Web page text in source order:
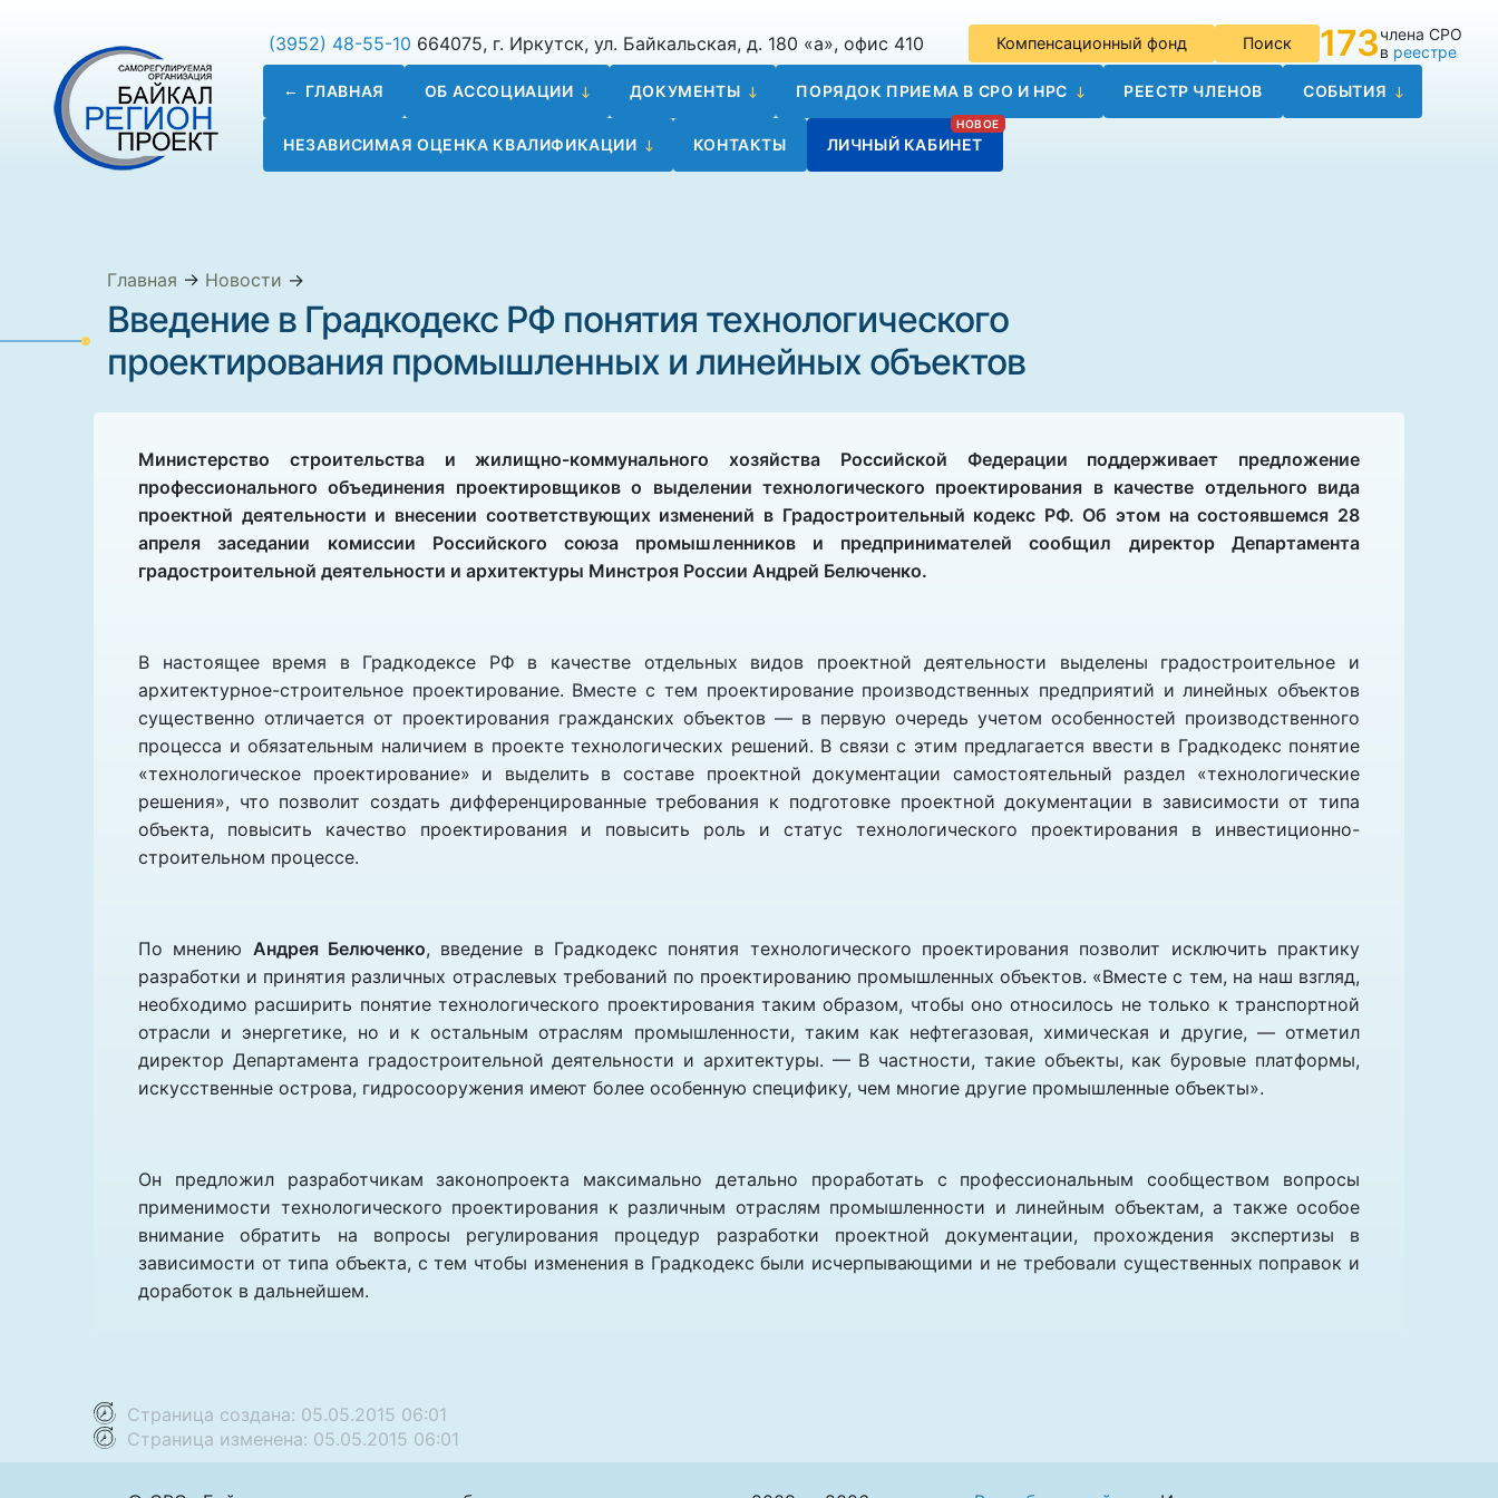
(3952) 48-55-10 664075, г. Иркутск, ул. Байкальская, д. 180 «а», офис 410 Компенсационный фонд Поиск 173члена СРО
в реестре
ГЛАВНАЯ ОБ АССОЦИАЦИИ ДОКУМЕНТЫ ПОРЯДОК ПРИЕМА В СРО И НРС РЕЕСТР ЧЛЕНОВ СОБЫТИЯ
НЕЗАВИСИМАЯ ОЦЕНКА КВАЛИФИКАЦИИ КОНТАКТЫ ЛИЧНЫЙ КАБИНЕТ
Главная → Новости →
Введение в Градкодекс РФ понятия технологического
проектирования промышленных и линейных объектов
Министерство строительства и жилищно-коммунального хозяйства Российской Федерации поддерживает предложение
профессионального объединения проектировщиков о выделении технологического проектирования в качестве отдельного вида
проектной деятельности и внесении соответствующих изменений в Градостроительный кодекс РФ. Об этом на состоявшемся 28
апреля заседании комиссии Российского союза промышленников и предпринимателей сообщил директор Департамента
градостроительной деятельности и архитектуры Минстроя России Андрей Белюченко.
В настоящее время в Градкодексе РФ в качестве отдельных видов проектной деятельности выделены градостроительное и
архитектурное-строительное проектирование. Вместе с тем проектирование производственных предприятий и линейных объектов
существенно отличается от проектирования гражданских объектов — в первую очередь учетом особенностей производственного
процесса и обязательным наличием в проекте технологических решений. В связи с этим предлагается ввести в Градкодекс понятие
«технологическое проектирование» и выделить в составе проектной документации самостоятельный раздел «технологические
решения», что позволит создать дифференцированные требования к подготовке проектной документации в зависимости от типа
объекта, повысить качество проектирования и повысить роль и статус технологического проектирования в инвестиционно-
строительном процессе.
По мнению Андрея Белюченко, введение в Градкодекс понятия технологического проектирования позволит исключить практику
разработки и принятия различных отраслевых требований по проектированию промышленных объектов. «Вместе с тем, на наш взгляд,
необходимо расширить понятие технологического проектирования таким образом, чтобы оно относилось не только к транспортной
отрасли и энергетике, но и к остальным отраслям промышленности, таким как нефтегазовая, химическая и другие, — отметил
директор Департамента градостроительной деятельности и архитектуры. — В частности, такие объекты, как буровые платформы,
искусственные острова, гидросооружения имеют более особенную специфику, чем многие другие промышленные объекты».
Он предложил разработчикам законопроекта максимально детально проработать с профессиональным сообществом вопросы
применимости технологического проектирования к различным отраслям промышленности и линейным объектам, а также особое
внимание обратить на вопросы регулирования процедур разработки проектной документации, прохождения экспертизы в
зависимости от типа объекта, с тем чтобы изменения в Градкодекс были исчерпывающими и не требовали существенных поправок и
доработок в дальнейшем.
Страница создана: 05.05.2015 06:01
Страница изменена: 05.05.2015 06:01